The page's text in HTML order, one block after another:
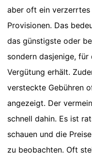
aber oft ein verzerrtes
Provisionen. Das
das günstigste oder
sondern dasjenige,
Vergütung erhält.
versteckte Gebühren
angezeigt. Der
schnell dahin. Es ist
schauen und die
zu beobachten. Oft